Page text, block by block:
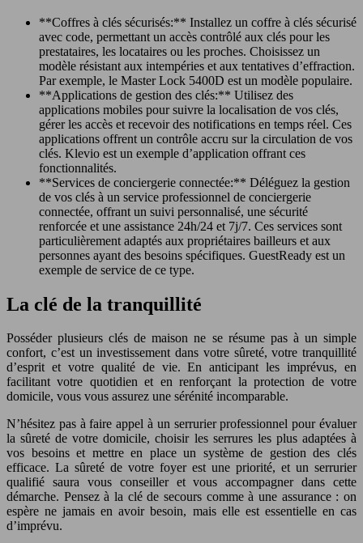
**Coffres à clés sécurisés:** Installez un coffre à clés sécurisé
avec code, permettant un accès contrôlé aux clés pour les
prestataires, les locataires ou les proches. Choisissez un
modèle résistant aux intempéries et aux tentatives d’effraction.
Par exemple, le Master Lock 5400D est un modèle populaire.
**Applications de gestion des clés:** Utilisez des
applications mobiles pour suivre la localisation de vos clés,
gérer les accès et recevoir des notifications en temps réel. Ces
applications offrent un contrôle accru sur la circulation de vos
clés. Klevio est un exemple d’application offrant ces
fonctionnalités.
**Services de conciergerie connectée:** Déléguez la gestion
de vos clés à un service professionnel de conciergerie
connectée, offrant un suivi personnalisé, une sécurité
renforcée et une assistance 24h/24 et 7j/7. Ces services sont
particulièrement adaptés aux propriétaires bailleurs et aux
personnes ayant des besoins spécifiques. GuestReady est un
exemple de service de ce type.
La clé de la tranquillité
Posséder plusieurs clés de maison ne se résume pas à un simple
confort, c’est un investissement dans votre sûreté, votre tranquillité
d’esprit et votre qualité de vie. En anticipant les imprévus, en
facilitant votre quotidien et en renforçant la protection de votre
domicile, vous vous assurez une sérénité incomparable.
N’hésitez pas à faire appel à un serrurier professionnel pour évaluer
la sûreté de votre domicile, choisir les serrures les plus adaptées à
vos besoins et mettre en place un système de gestion des clés
efficace. La sûreté de votre foyer est une priorité, et un serrurier
qualifié saura vous conseiller et vous accompagner dans cette
démarche. Pensez à la clé de secours comme à une assurance : on
espère ne jamais en avoir besoin, mais elle est essentielle en cas
d’imprévu.